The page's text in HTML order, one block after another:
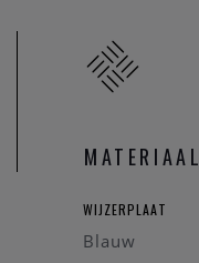
MATERIAAL
WIJZERPLAAT
Blauw